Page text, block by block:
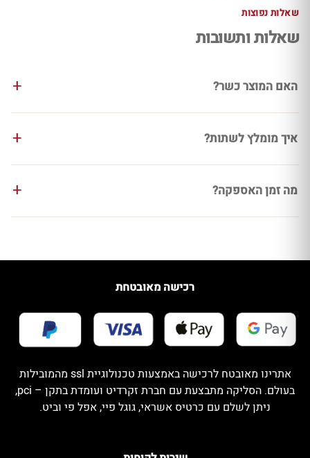
שאלות נפוצות
שאלות ותשובות
האם המוצר כשר?
איך מומלץ לשתות?
מה זמן האספקה?
רכישה מאובטחת
אתרינו מאובטח לרכישה באמצעות טכנולוגיית ssl מהמובילות
בעולם. הסליקה מתבצעת עם חברת זקרדיט ועומדת בתקן – pci,
ניתן לשלם עם כרטיס אשראי, גוגל פיי, אפל פי וביט.